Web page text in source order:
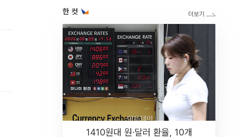
한 컷
1410원대 원·달러 환율, 10개